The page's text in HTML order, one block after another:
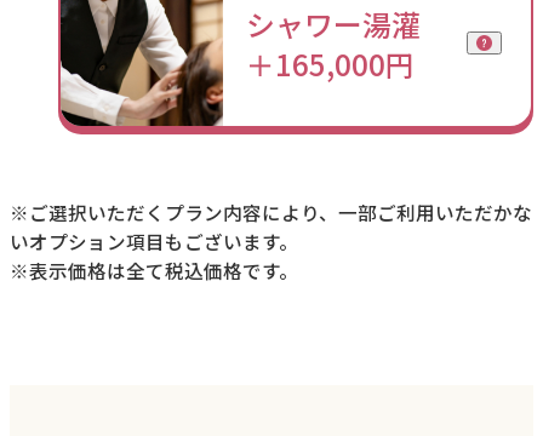
シャワー湯灌
＋165,000円
※ご選択いただくプラン内容により、一部ご利用いただかな
いオプション項目もございます。
※表示価格は全て税込価格です。